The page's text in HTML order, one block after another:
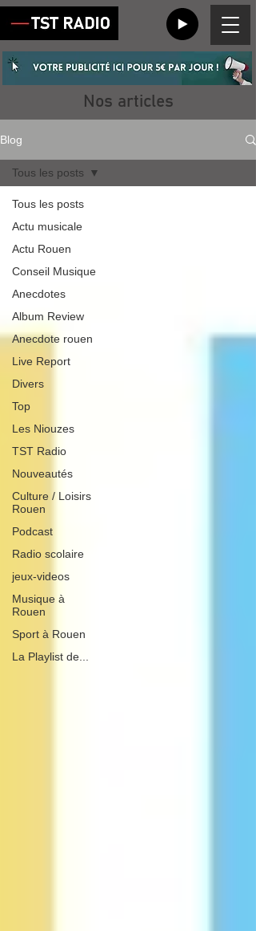
Nos articles
Blog
Tous les posts
Actu musicale
Actu Rouen
Conseil Musique
Anecdotes
Album Review
Anecdote rouen
Live Report
Divers
Top
Les Niouzes
TST Radio
Nouveautés
Culture / Loisirs
Rouen
Podcast
Radio scolaire
jeux-videos
Musique à
Rouen
Sport à Rouen
La Playlist de...
Tous les posts